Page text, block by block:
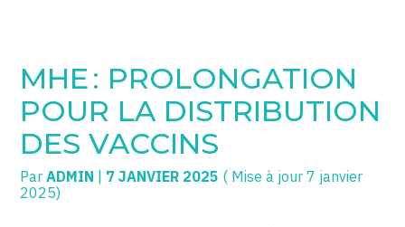
SOGECC – Noisy
SOGECC – République
SOGECC – Turbigo
COMMERÇANTS
GROUPE
SCI / LMNP
Gérer votre quotidien
Piloter votre entreprise
Développer votre entreprise
MHE : PROLONGATION
POUR LA DISTRIBUTION
DES VACCINS
ParADMIN 7 JANVIER 2025 ( Mise à jour 7 janvier
2025)